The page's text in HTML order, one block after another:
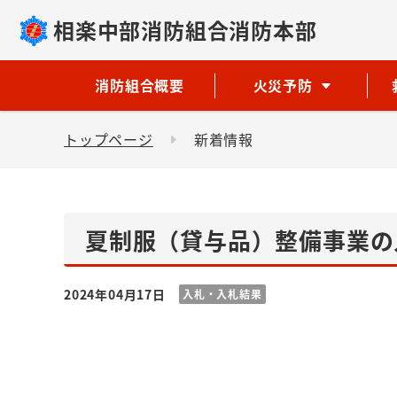
相楽中部消防組合消防本部
消防組合概要 火災予防
トップページ 新着情報
夏制服（貸与品）整備事業
2024年04月17日 入札・入札結果